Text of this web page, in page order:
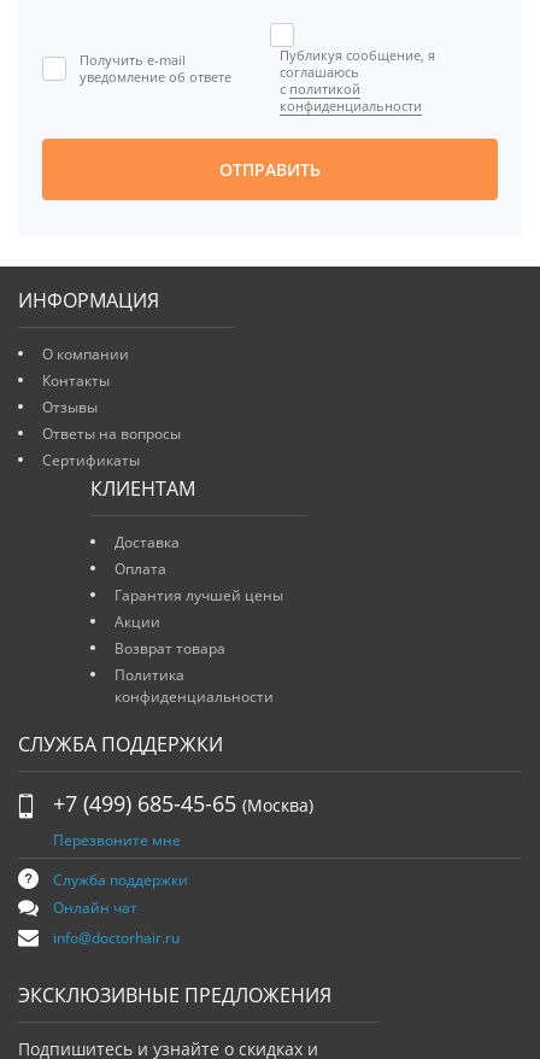

Получить e-mail
уведомление об ответе
Публикуя сообщение, я
соглашаюсь
с политикой
конфиденциальности
ОТПРАВИТЬ
ИНФОРМАЦИЯ
О компании
Контакты
Отзывы
Ответы на вопросы
Сертификаты
КЛИЕНТАМ
Доставка
Оплата
Гарантия лучшей цены
Акции
Возврат товара
Политика
конфиденциальности
СЛУЖБА ПОДДЕРЖКИ
+7 (499) 685-45-65 (Москва)
Перезвоните мне
Служба поддержки
Онлайн чат
info@doctorhair.ru
ЭКСКЛЮЗИВНЫЕ ПРЕДЛОЖЕНИЯ
Подпишитесь и узнайте о скидках и